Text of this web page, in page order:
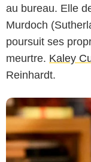
au bureau. Elle
Murdoch
poursuit ses
meurtre. Kaley
Reinhardt.